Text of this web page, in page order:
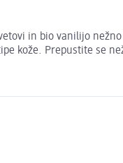
in bio vanilijo
kože. Prepustite se